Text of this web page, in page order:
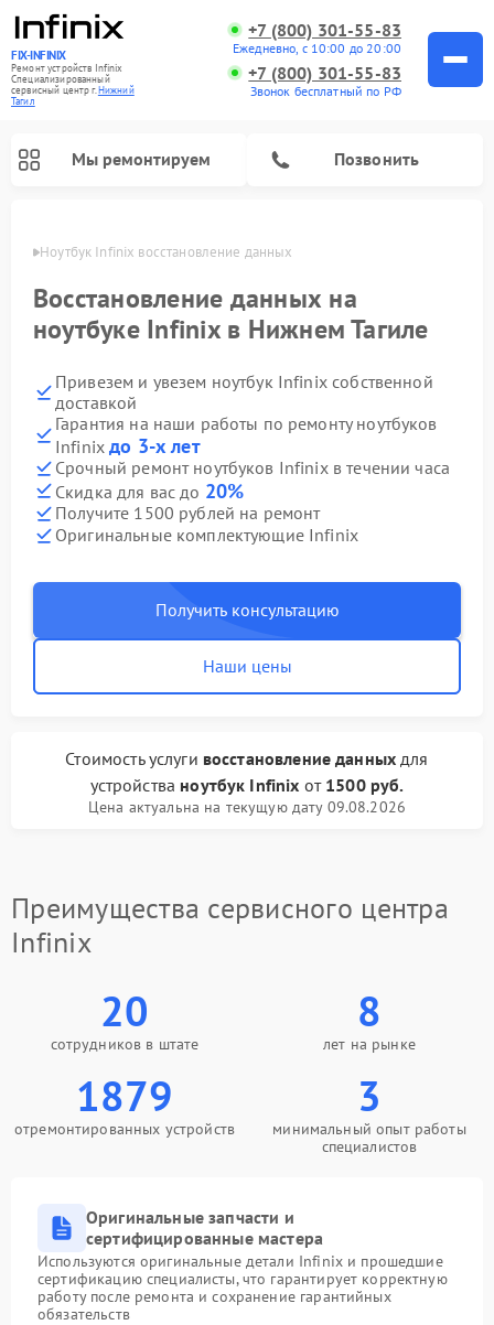
FIX-INFINIX
Ремонт устройств Infinix
Специализированный
cервисный центр г.Нижний
Тагил
+7 (800) 301-55-83
Ежедневно, с 10:00 до 20:00
+7 (800) 301-55-83
Звонок бесплатный по РФ
Мы ремонтируем Позвонить
Ноутбук Infinix восстановление данных
Восстановление данных на
ноутбуке Infinix в Нижнем Тагиле
Привезем и увезем ноутбук Infinix собственной
доставкой
Гарантия на наши работы по ремонту ноутбуков
Infinixдо 3-х лет
Срочный ремонт ноутбуков Infinix в течении часа
Скидка для вас до 20%
Получите 1500 рублей на ремонт
Оригинальные комплектующие Infinix
Получить консультацию
Наши цены
Стоимость услуги восстановление данных для
устройства ноутбук Infinix от 1500 руб.
Цена актуальна на текущую дату 09.08.2026
Преимущества сервисного центра
Infinix
20
сотрудников в штате
8
лет на рынке
1879
отремонтированных устройств
3
минимальный опыт работы
специалистов
Оригинальные запчасти и
сертифицированные мастера
Используются оригинальные детали Infinix и прошедшие
сертификацию специалисты, что гарантирует корректную
работу после ремонта и сохранение гарантийных
обязательств